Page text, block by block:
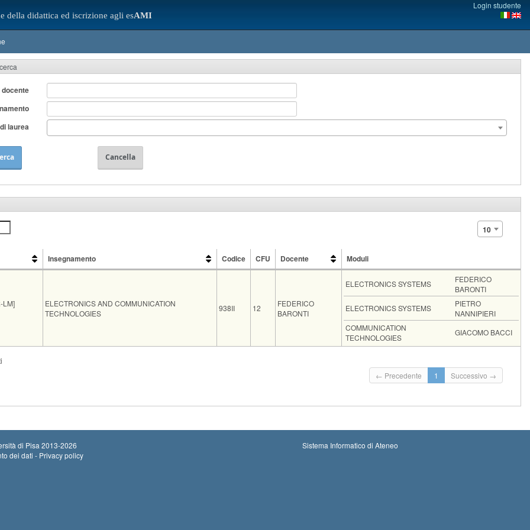
della didattica ed iscrizione agli esAMI
Login studente
docente
laurea
Cancella
10
Insegnamento Codice CFU Docente
Moduli
LM]
ELECTRONICS AND COMMUNICATION
TECHNOLOGIES
938II 12
FEDERICO
BARONTI
ELECTRONICS SYSTEMS
FEDERICO
BARONTI
ELECTRONICS SYSTEMS
PIETRO
NANNIPIERI
COMMUNICATION
TECHNOLOGIES
GIACOMO BACCI
Iscrizioni chiuse
← Precedente
1 Successivo →
di Pisa 2013-2026
dei dati - Privacy policy
Sistema Informatico di Ateneo